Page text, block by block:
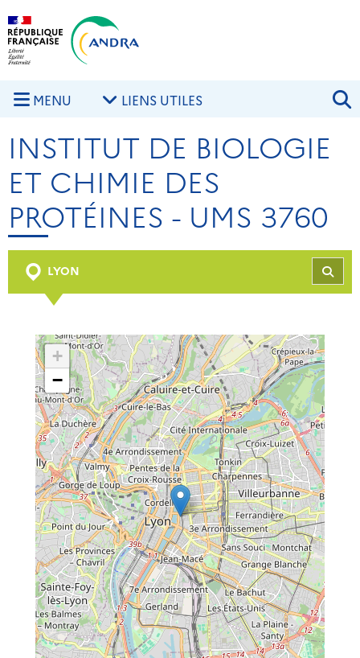
Aller au contenu principal
MENU LIENS UTILES
INSTITUT DE BIOLOGIE
ET CHIMIE DES
PROTÉINES - UMS 3760
LYON
+
−